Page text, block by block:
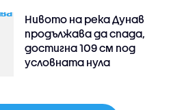
Нивото на река Дунав
продължава да спада,
достигна 109 см под
условната нула